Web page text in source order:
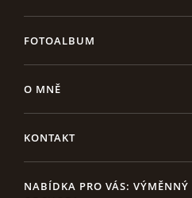
FOTOALBUM
O MNĚ
KONTAKT
NABÍDKA PRO VÁS: VÝMĚNNÝ